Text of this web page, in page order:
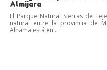
Almijara
El Parque Natural Sierras de
natural entre la provincia de
Alhama está en...